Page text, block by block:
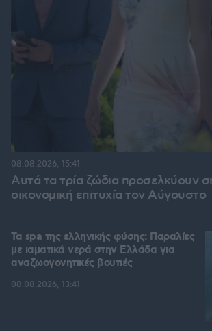
Αυτά τα τρία ζώδια προσελκύουν
οικονομική επιτυχία τον Αύγουστο
08.08.2026, 15:41
Τα spa της ελληνικής φύσης: Παραλίες
με ιαματικά νερά στην Ελλάδα για
αναζωογονητικές βουτιές
08.08.2026, 13:41